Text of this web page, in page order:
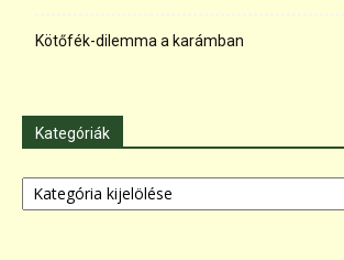
Kötőfék-dilemma a karámban
Kategóriák
Kategóriák